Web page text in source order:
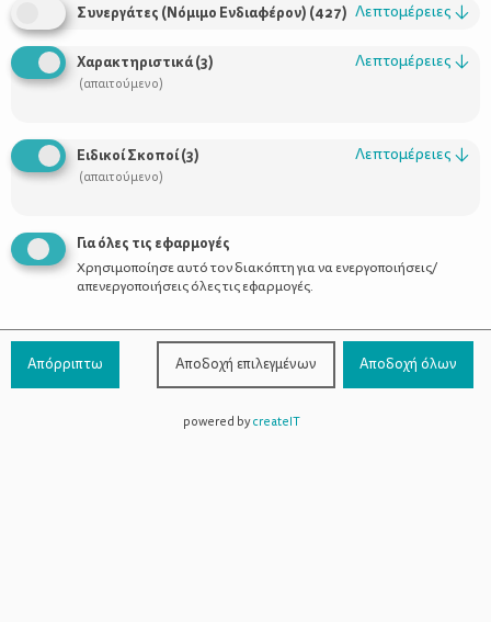
Χρήσιμοι Σύνδεσμοι
Προϊόντα
Επικοινωνία
800-1199-800(από σταθερό,
χωρίς χρέωση)
Συνεργάτες (Νόμιμο Ενδιαφέρον) (427) Λεπτομέρειες ↓
Χαρακτηριστικά(3)
(απαιτούμενο)
Λεπτομέρειες ↓
Ειδικοί Σκοποί(3)
(απαιτούμενο)
Λεπτομέρειες ↓
Για όλες τις εφαρμογές
Χρησιμοποίησε αυτό τον διακόπτη για να ενεργοποιήσεις/
απενεργοποιήσεις όλες τις εφαρμογές.
Απόρριπτω Αποδοχή επιλεγμένων Αποδοχή όλων
powered bycreateIT